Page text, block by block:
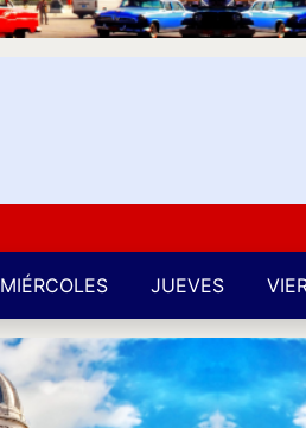
MIÉRCOLES JUEVES